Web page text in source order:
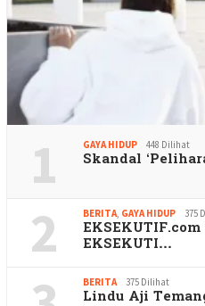
1 GAYA HIDUP 448 Dilihat
Skandal
2 BERITA GAYA HIDUP 375
EKSEKUTI…
BERITA 375 Dilihat
Lindu Aji